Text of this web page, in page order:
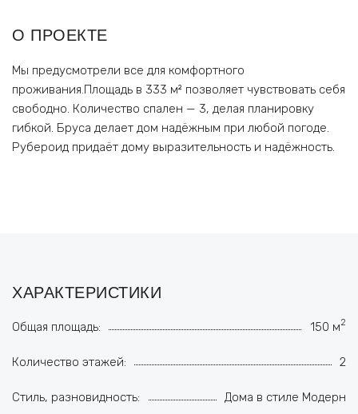
О ПРОЕКТЕ
Мы предусмотрели все для комфортного
проживания.Площадь в 333 м² позволяет чувствовать себя
свободно. Количество спален — 3, делая планировку
гибкой. Бруса делает дом надёжным при любой погоде.
Рубероид придаёт дому выразительность и надёжность.
ХАРАКТЕРИСТИКИ
Общая площадь: 150 м2
Количество этажей: 2
Стиль, разновидность: Дома в стиле Модерн